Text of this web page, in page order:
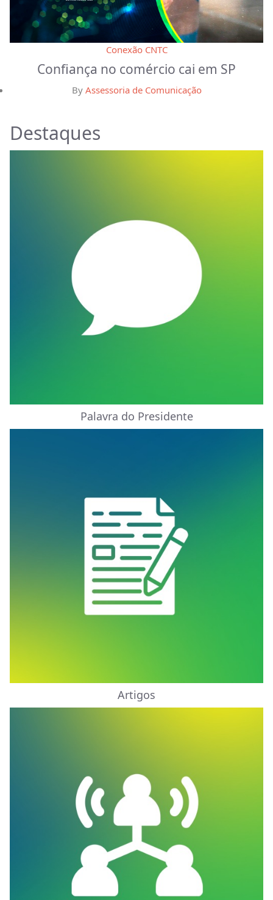
Conexão CNTC
Confiança no comércio cai em SP
By Assessoria de Comunicação
Destaques
Palavra do Presidente
Artigos